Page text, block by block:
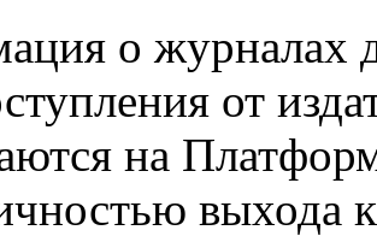
о журналах
от
на
выхода